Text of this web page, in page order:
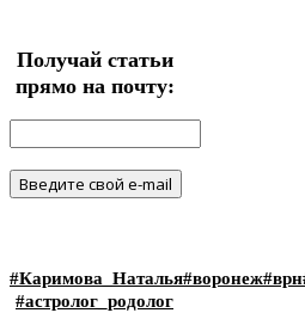
Получай статьи
прямо на почту:
#Каримова_Наталья#воронеж#врн
#астролог_родолог